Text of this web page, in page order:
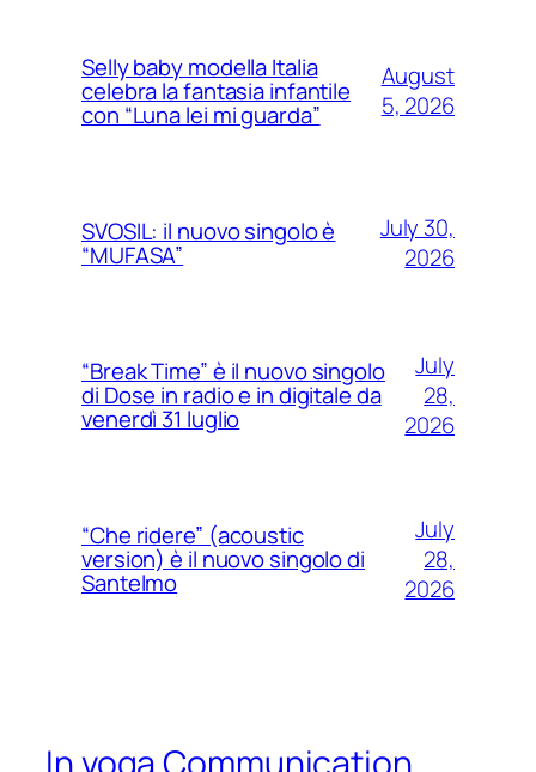
Selly baby modella Italia
celebra la fantasia infantile
con “Luna lei mi guarda”
August
5, 2026
SVOSIL: il nuovo singolo è
“MUFASA”
July 30,
2026
“Break Time” è il nuovo singolo
di Dose in radio e in digitale da
venerdì 31 luglio
July
28,
2026
“Che ridere” (acoustic
version) è il nuovo singolo di
Santelmo
July
28,
2026